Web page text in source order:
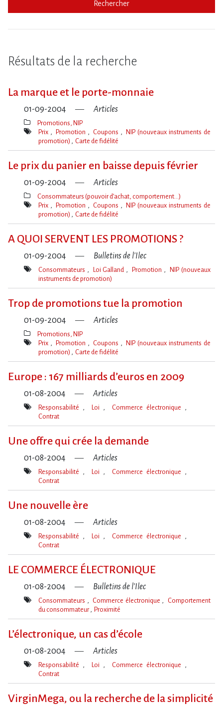
Rechercher
Résultats de la recherche
La marque et le porte-monnaie
01-09-2004 Articles
Thèmes(s)
Promotions, NIP
Mot(s)-
Prix Promotion Coupons
NIP (nouveaux instruments de
promotion)
Carte de fidélité
Le prix du panier en baisse depuis février
01-09-2004 Articles
Thèmes(s)
Consommateurs (pouvoir d’achat, comportement…)
Mot(s)-
Prix Promotion Coupons
NIP (nouveaux instruments de
promotion)
Carte de fidélité
A QUOI SERVENT LES PROMOTIONS ?
01-09-2004 Bulletins de l'Ilec
Mot(s)-
Consommateurs Loi Galland Promotion
NIP (nouveaux
instruments de promotion)
Trop de promotions tue la promotion
01-09-2004 Articles
Thèmes(s)
Promotions, NIP
Mot(s)-
Prix Promotion Coupons
NIP (nouveaux instruments de
promotion)
Carte de fidélité
Europe : 167 milliards d’euros en 2009
01-08-2004 Articles
Mot(s)-
Responsabilité Loi
Commerce électronique
Contrat
Une offre qui crée la demande
01-08-2004 Articles
Mot(s)-
Responsabilité Loi
Commerce électronique
Contrat
Une nouvelle ère
01-08-2004 Articles
Mot(s)-
Responsabilité Loi
Commerce électronique
Contrat
LE COMMERCE ÉLECTRONIQUE
01-08-2004 Bulletins de l'Ilec
Mot(s)-
Consommateurs Commerce électronique
Comportement
du consommateur Proximité
L’électronique, un cas d’école
01-08-2004 Articles
Mot(s)-
Responsabilité Loi
Commerce électronique
Contrat
VirginMega, ou la recherche de la simplicité